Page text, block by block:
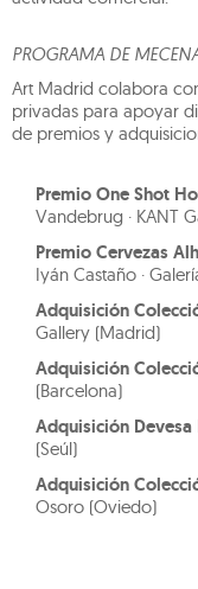
PROGRAMA DE
Art Madrid colabora
privadas para apoyar
de premios y
Premio One Shot
Vandebrug · KANT
Premio Cervezas
Iyán Castaño ·
Adquisición
Gallery (Madrid)
Adquisición
(Barcelona)
Adquisición Devesa
(Seúl)
Adquisición
Osoro (Oviedo)